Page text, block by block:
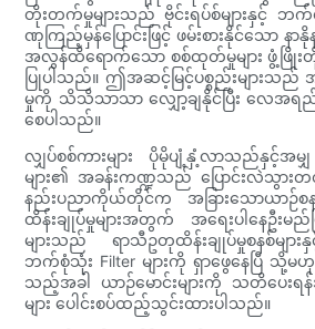
တိုးတက်မှုများသည် ဗိုင်းရပ်စ်များနှင့် ဘက်
ဏုကြည့်မှန်ပြောင်းဖြင့် ဖမ်းစားနိုင်သော န
အလွန်ထိရောက်သော စစ်ထုတ်မှုများ ဖွံ့ဖ
ပြုပါသည်။ ဤအဆင့်မြင့်ပစ္စည်းများသည်
မှုကို သိသိသာသာ လျှော့ချနိုင်ပြီး လေ
စေပါသည်။
လျှပ်စစ်ကားများ ပိုမိုပျံ့နှံ့လာသည်နှင့်အမ
များ၏ အခန်းကဏ္ဍသည် ပြောင်းလဲသွား
နည်းပညာကိုယ်တိုင်က အခြားသောယာဉ်စန
ထိန်းချုပ်မှုများအတွက် အရေးပါနေဦ
များသည် ရာသီဥတုထိန်းချုပ်မှုစနစ်မျာ
ဘက်စုံသုံး Filter များကို ရှာဖွေနေပြီ သို့
သည့်အခါ ယာဉ်မောင်းများကို သတိပေ
များ ပေါင်းစပ်ထည့်သွင်းထားပါသည်။